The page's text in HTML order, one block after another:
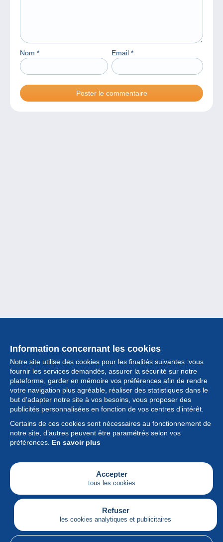
Nom * Email *
Information concernant les cookies
Notre site utilise des cookies pour les finalités suivantes :vous
fournir les services demandés, assurer la sécurité sur notre
plateforme, garder en mémoire vos préférences afin de rendre
votre navigation plus agréable, réaliser des statistiques dans le
but d’adapter notre site à vos besoins, vous proposer des
publicités personnalisées en fonction de vos centres d’intérêt.
Certains de ces cookies sont nécessaires au fonctionnement de
notre site, d’autres peuvent être paramétrés selon vos
préférences. En savoir plus
Accepter
tous les cookies
Refuser
les cookies analytiques et publicitaires
Collection
Actualités
Fonctionnalités
Société
Services
Articles
Français